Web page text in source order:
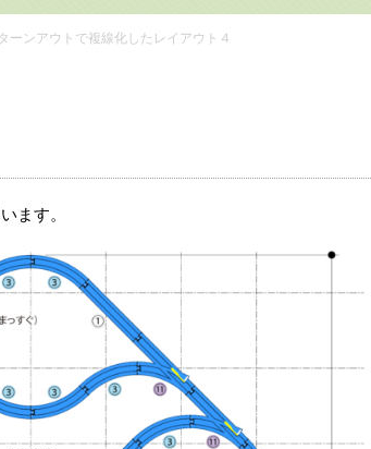
ーンアウトで複線化したレイアウト４
ます。